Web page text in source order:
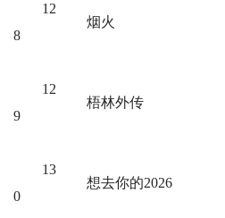
12
8
烟火
12
9
梧林外传
13
0
想去你的2026